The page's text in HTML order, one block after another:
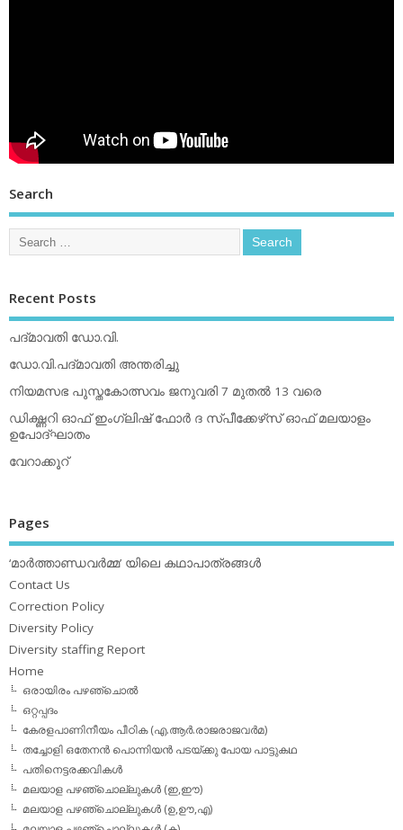
Search
Recent Posts
പദ്മാവതി ഡോ.വി.
ഡോ.വി.പദ്മാവതി അന്തരിച്ചു
നിയമസഭ പുസ്തകോത്സവം ജനുവരി 7 മുതല്‍ 13 വരെ
ഡിക്ഷ്ണറി ഓഫ് ഇംഗ്ലിഷ് ഫോര്‍ ദ സ്പീക്കേഴ്‌സ് ഓഫ് മലയാളം
ഉപോദ്ഘാതം
വേറാക്കൂറ്
Pages
‘മാര്‍ത്താണ്ഡവര്‍മ്മ’ യിലെ കഥാപാത്രങ്ങള്‍
Contact Us
Correction Policy
Diversity Policy
Diversity staffing Report
Home
ഒരായിരം പഴഞ്ചൊല്‍
ഒറ്റപ്പദം
കേരളപാണിനീയം പീഠിക (എ.ആര്‍.രാജരാജവര്‍മ)
തച്ചോളി ഒതേനൻ പൊന്നിയൻ പടയ്‌ക്കു പോയ പാട്ടുകഥ
പതിനെട്ടരക്കവികള്‍
മലയാള പഴഞ്ചൊല്ലുകള്‍ (ഇ,ഈ)
മലയാള പഴഞ്ചൊല്ലുകള്‍ (ഉ,ഊ,എ)